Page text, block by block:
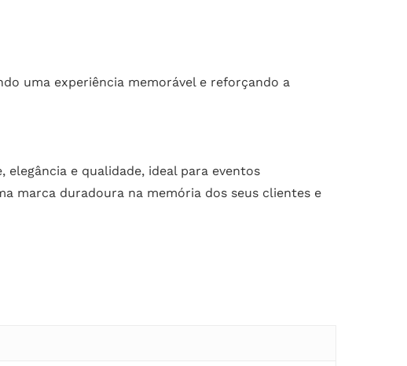
uma experiência memorável e reforçando a
e qualidade, ideal para eventos
marca duradoura na memória dos seus clientes e